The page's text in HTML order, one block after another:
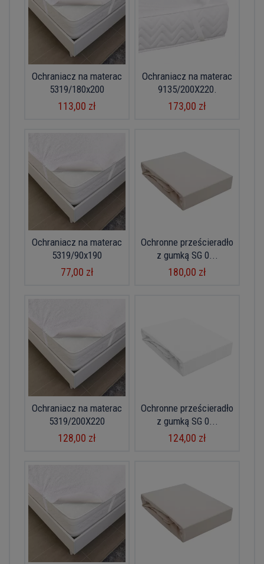
Ochraniacz na materac
5319/180x200
113,00 zł
Ochraniacz na materac
9135/200X220.
173,00 zł
Ochraniacz na materac
5319/90x190
77,00 zł
Ochronne prześcieradło
z gumką SG 0...
180,00 zł
Ochraniacz na materac
5319/200X220
128,00 zł
Ochronne prześcieradło
z gumką SG 0...
124,00 zł